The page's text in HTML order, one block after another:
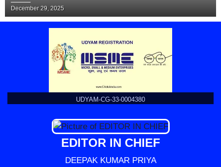
December 29, 2025
UDYAM-CG-33-0004380
EDITOR IN CHIEF
DEEPAK KUMAR PRIYA